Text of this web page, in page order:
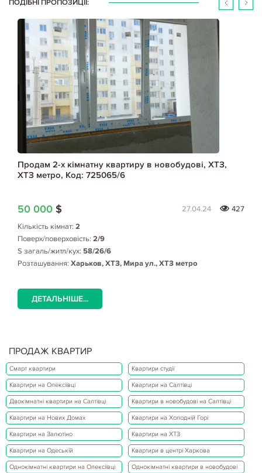
ПОДІБНІ ПРОПОЗИЦІЇ:
Продам 2-х кімнатну квартиру в новобудові, ХТЗ,
ХТЗ метро, Код: 725065/6
50 000 $ 27.04.24
427
Кількість кімнат: 2
Поверх/поверховість: 2/9
S загаль/житл/кух: 58/26/6
Розташування: Харьков, ХТЗ, Мира ул., ХТЗ метро
ДЕТАЛЬНІШЕ...
ПРОДАЖ КВАРТИР
Смарт квартири Квартири студії
Квартири на Олексіївці Квартири на Салтівці
Двокімнатні квартири на Салтівці Квартири в новобудові на Салтівці
Квартири на Нових Домах Квартири на Холодній Горі
Квартири на Залютіно Квартири на ХТЗ
Квартири на Одеській Квартири в центрі Харкова
Однокімнатні квартири на Олексіївці Однокімнатні квартири в новобудові